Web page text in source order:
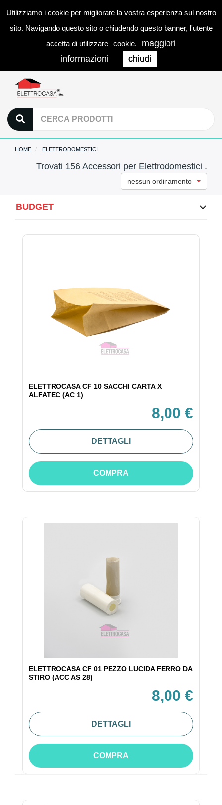
Utilizziamo i cookie per migliorare la vostra esperienza sul nostro
sito. Navigando questo sito o chiudendo questo banner, l'utente
accetta di utilizzare i cookie.
maggiori
informazioni
chiudi
0
HOME ELETTRODOMESTICI
Trovati 156 Accessori per Elettrodomestici .
nessun ordinamento
BUDGET
ELETTROCASA CF 10 SACCHI CARTA X
ALFATEC (AC 1)
8,00 €
DETTAGLI
COMPRA
ELETTROCASA CF 01 PEZZO LUCIDA FERRO DA
STIRO (ACC AS 28)
8,00 €
DETTAGLI
COMPRA